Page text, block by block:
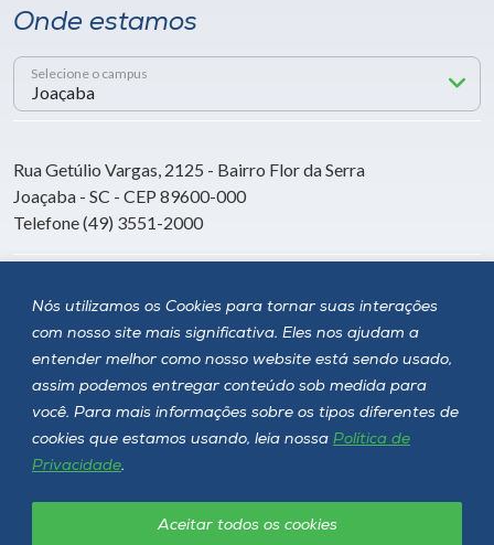
Nós utilizamos os Cookies para tornar suas interações
com nosso site mais significativa. Eles nos ajudam a
entender melhor como nosso website está sendo usado,
assim podemos entregar conteúdo sob medida para
você. Para mais informações sobre os tipos diferentes de
cookies que estamos usando, leia nossa Política de
Privacidade.
Aceitar todos os cookies
Onde estamos
Selecione o campus
Rua Getúlio Vargas, 2125 - Bairro Flor da Serra
Joaçaba - SC - CEP 89600-000
Telefone (49) 3551-2000
Siga a Unoesc